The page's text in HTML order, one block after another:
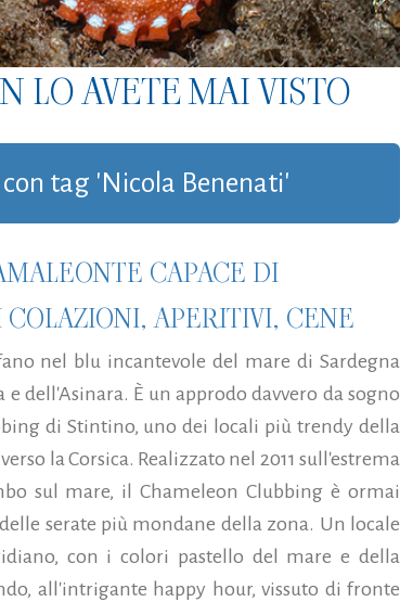
LO AVETE MAI VISTO
tag 'Nicola Benenati'
CAPACE DI
APERITIVI, CENE
nel blu incantevole del mare di Sardegna
dell'Asinara. È un approdo davvero da sogno
di Stintino, uno dei locali più trendy della
la Corsica. Realizzato nel 2011 sull'estrema
sul mare, il Chameleon Clubbing è ormai
serate più mondane della zona. Un locale
con i colori pastello del mare e della
all'intrigante happy hour, vissuto di fronte